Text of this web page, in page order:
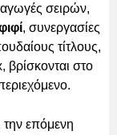
σειρών,
, συνεργασίες
τίτλους,
βρίσκονται στο
επόμενη